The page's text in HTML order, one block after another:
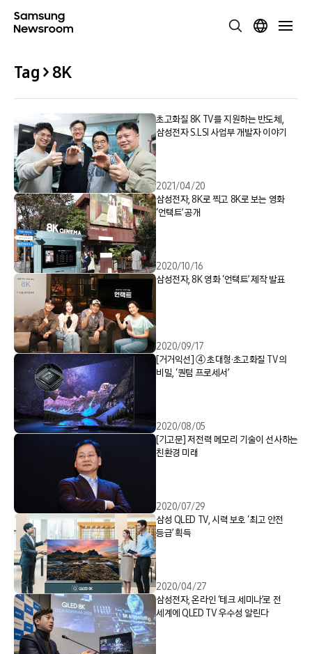
Tag > 8K
초고화질 8K TV를 지원하는 반도체,
삼성전자 S.LSI 사업부 개발자 이야기
2021/04/20
삼성전자, 8K로 찍고 8K로 보는 영화
‘언택트’ 공개
2020/10/16
삼성전자, 8K 영화 ‘언택트’ 제작 발표
2020/09/17
[거거익선] ④ 초대형·초고화질 TV의
비밀, ‘퀀텀 프로세서’
2020/08/05
[기고문] 저전력 메모리 기술이 선사하는
친환경 미래
2020/07/29
삼성 QLED TV, 시력 보호 ‘최고 안전
등급’ 획득
2020/04/27
삼성전자, 온라인 ‘테크 세미나’로 전
세계에 QLED TV 우수성 알린다